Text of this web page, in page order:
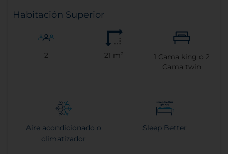
Habitación Superior
2 21 m² 1 Cama king o 2
Cama twin
Aire acondicionado o
climatizador
Sleep Better